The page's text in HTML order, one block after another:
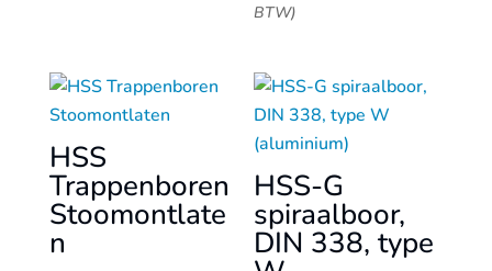
BTW)
HSS
Trappenboren
Stoomontlate
n
HSS-G
spiraalboor,
DIN 338, type